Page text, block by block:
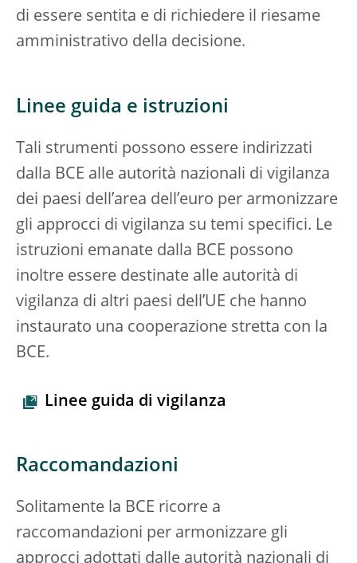
di essere sentita e di richiedere il riesame
amministrativo della decisione.
Linee guida e istruzioni
Tali strumenti possono essere indirizzati
dalla BCE alle autorità nazionali di vigilanza
dei paesi dell’area dell’euro per armonizzare
gli approcci di vigilanza su temi specifici. Le
istruzioni emanate dalla BCE possono
inoltre essere destinate alle autorità di
vigilanza di altri paesi dell’UE che hanno
instaurato una cooperazione stretta con la
BCE.
Linee guida di vigilanza
Raccomandazioni
Solitamente la BCE ricorre a
raccomandazioni per armonizzare gli
approcci adottati dalle autorità nazionali di